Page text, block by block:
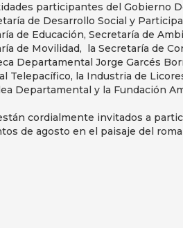
participantes del Gobierno
de Desarrollo Social y
de Educación, Secretaría de
de Movilidad, la Secretaría de
Departamental Jorge Garcés
Telepacífico, la Industria de
Departamental y la Fundación
cordialmente invitados a
de agosto en el paisaje del